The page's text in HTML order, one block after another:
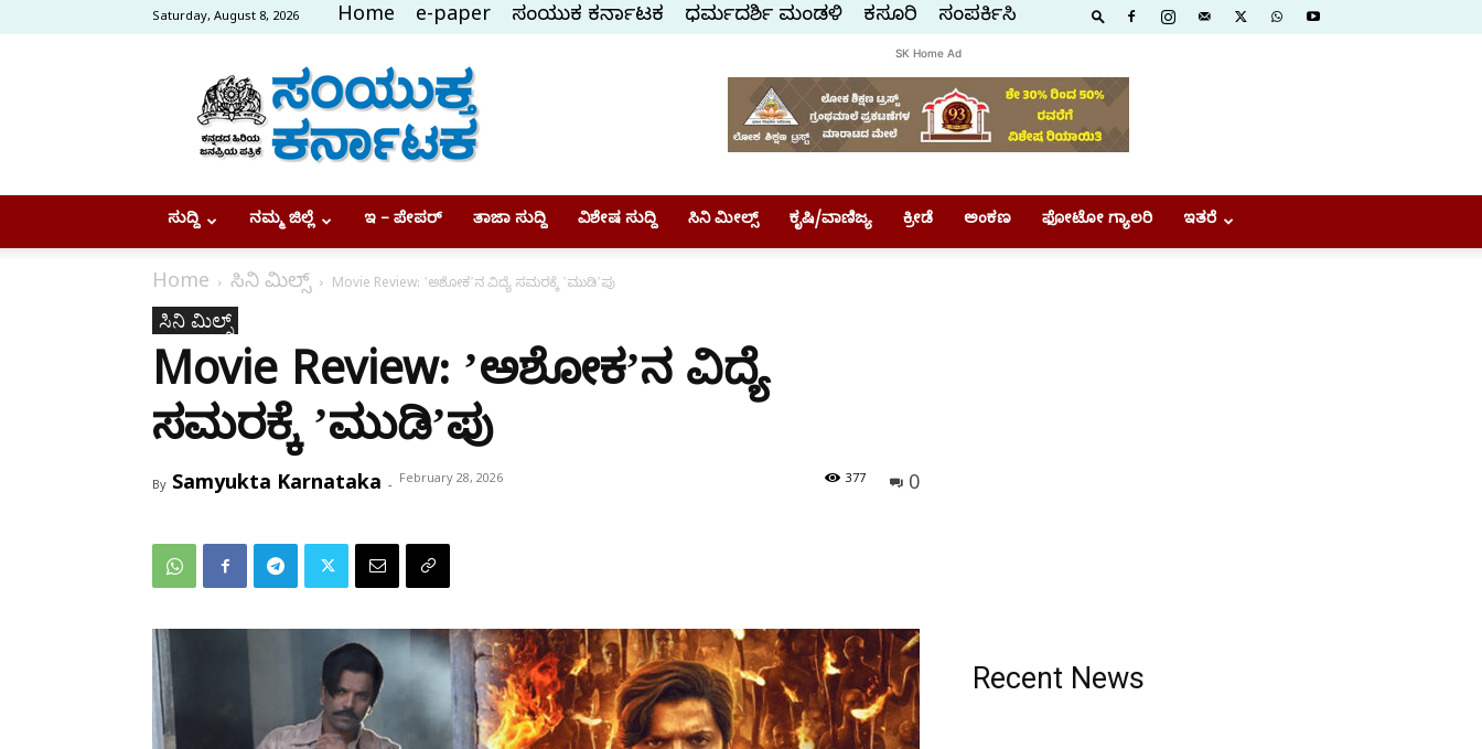
Saturday, August 8, 2026 Home e-paper ಸಂಯುಕ್ತ ಕರ್ನಾಟಕ ಧರ್ಮದರ್ಶಿ ಮಂಡಳಿ ಕಸ್ತೂರಿ ಸಂಪರ್ಕಿಸಿ
Samyukta
Karnataka
SK Home Ad
ಸುದ್ದಿ ನಮ್ಮ ಜಿಲ್ಲೆ ಇ – ಪೇಪರ್ ತಾಜಾ ಸುದ್ದಿ ವಿಶೇಷ ಸುದ್ದಿ ಸಿನಿ ಮೀಲ್ಸ್ ಕೃಷಿ/ವಾಣಿಜ್ಯ ಕ್ರೀಡೆ ಅಂಕಣ ಫೋಟೋ ಗ್ಯಾಲರಿ ಇತರೆ
Home ಸಿನಿ ಮಿಲ್ಸ್ Movie Review: ʼಅಶೋಕʼನ ವಿದ್ಯೆ ಸಮರಕ್ಕೆ ʼಮುಡಿʼಪು
ಸಿನಿ ಮಿಲ್ಸ್
Movie Review: ʼಅಶೋಕʼನ ವಿದ್ಯೆ
ಸಮರಕ್ಕೆ ʼಮುಡಿʼಪು
By Samyukta Karnataka - February 28, 2026 0
377
Recent News